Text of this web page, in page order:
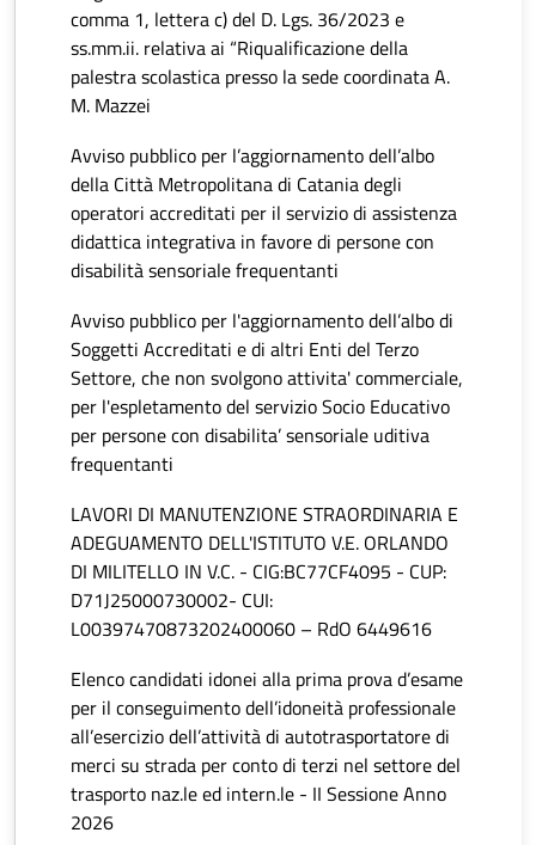
comma 1, lettera c) del D. Lgs. 36/2023 e
ss.mm.ii. relativa ai “Riqualificazione della
palestra scolastica presso la sede coordinata A.
M. Mazzei
Avviso pubblico per l’aggiornamento dell’albo
della Città Metropolitana di Catania degli
operatori accreditati per il servizio di assistenza
didattica integrativa in favore di persone con
disabilità sensoriale frequentanti
Avviso pubblico per l'aggiornamento dell’albo di
Soggetti Accreditati e di altri Enti del Terzo
Settore, che non svolgono attivita' commerciale,
per l'espletamento del servizio Socio Educativo
per persone con disabilita’ sensoriale uditiva
frequentanti
LAVORI DI MANUTENZIONE STRAORDINARIA E
ADEGUAMENTO DELL'ISTITUTO V.E. ORLANDO
DI MILITELLO IN V.C. - CIG:BC77CF4095 - CUP:
D71J25000730002- CUI:
L00397470873202400060 – RdO 6449616
Elenco candidati idonei alla prima prova d’esame
per il conseguimento dell’idoneità professionale
all’esercizio dell’attività di autotrasportatore di
merci su strada per conto di terzi nel settore del
trasporto naz.le ed intern.le - II Sessione Anno
2026